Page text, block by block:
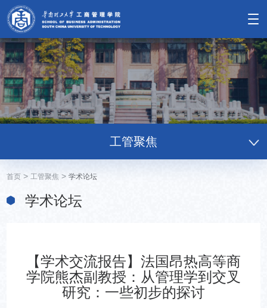
工管聚焦
首页 > 工管聚焦 >学术论坛
学术论坛
【学术交流报告】法国昂热高等商
学院熊杰副教授：从管理学到交叉
研究：一些初步的探讨